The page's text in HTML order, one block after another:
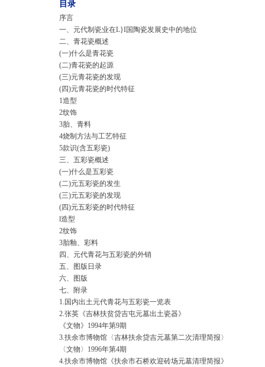
目录
序言
一、元代制瓷业在L}I国陶瓷发展史中的地位
二、青花瓷概述
(一)什么是青花瓷
(二)青花瓷的起源
(三)元青花瓷的发现
(四)元青花瓷的时代特征
1造型
2纹饰
3胎、青料
4烧制方法与工艺特征
5款识(含五彩瓷)
三、五彩瓷概述
(一)什么是五彩瓷
(二)元五彩瓷的发生
(三)元五彩瓷的发现
(四)元五彩瓷的时代特征
l造型
2纹饰
3胎釉、彩料
四、元代青花与五彩瓷的外销
五、图版日录
六、图版
七、附录
1.国内出土元代青花与五彩瓷一览表
2.张英《吉林扶贫贷吉屯元墓出土瓷器》
《文物》1994年第9期
3.扶余市博物馆〈吉林扶余贷吉元墓第二次清理简报〉
〈文物〉1996年第4期
4.扶余市博物馆《扶余市石桥欢迎砖场元墓清理简报》